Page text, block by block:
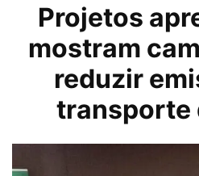
Projetos
mostram
reduzir
transporte